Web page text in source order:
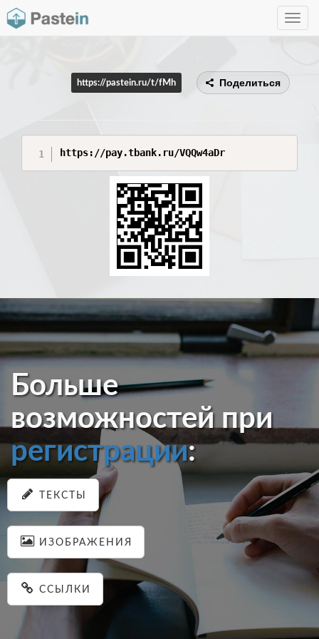
Toggle
https://pastein.ru/t/fMh Поделиться
https://pay.tbank.ru/VQQw4aDr
Больше
возможностей при
регистрации:
ТЕКСТЫ
ИЗОБРАЖЕНИЯ
ССЫЛКИ